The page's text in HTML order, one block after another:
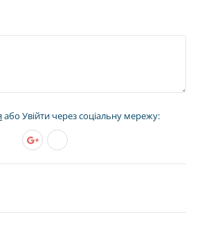
або Увійти через соціальну мережу: